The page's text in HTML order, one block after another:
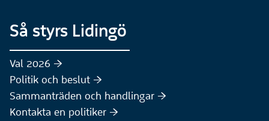
Så styrs Lidingö
Val 2026 :höger:
Politik och beslut :höger:
Sammanträden och handlingar :höger:
Kontakta en politiker :höger: